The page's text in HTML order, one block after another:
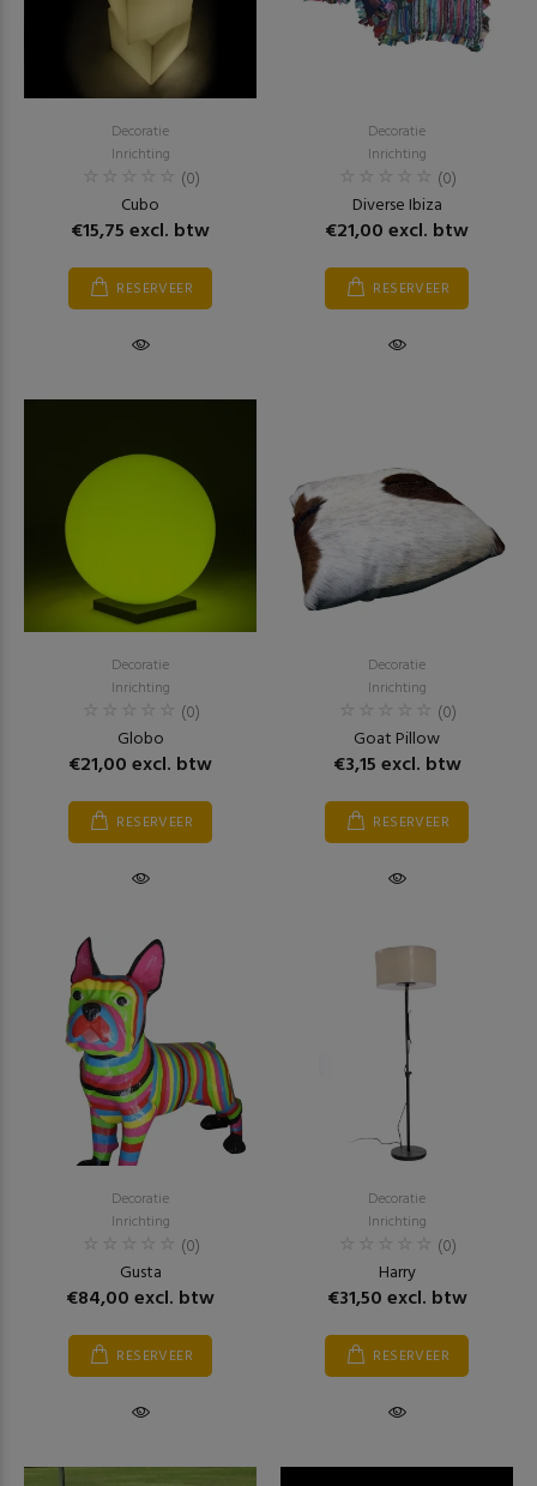
Decoratie
Inrichting
(0)
Cubo
€15,75 excl. btw
RESERVEER
Decoratie
Inrichting
(0)
Diverse Ibiza
€21,00 excl. btw
RESERVEER
Decoratie
Inrichting
(0)
Globo
€21,00 excl. btw
RESERVEER
Decoratie
Inrichting
(0)
Goat Pillow
€3,15 excl. btw
RESERVEER
Decoratie
Inrichting
(0)
Gusta
€84,00 excl. btw
RESERVEER
Decoratie
Inrichting
(0)
Harry
€31,50 excl. btw
RESERVEER